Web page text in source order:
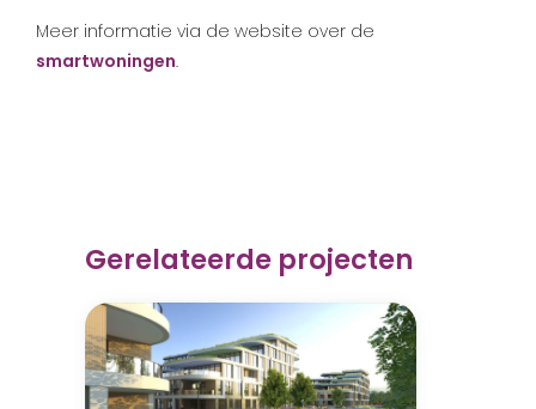
Meer informatie via de website over de
smartwoningen.
Gerelateerde projecten